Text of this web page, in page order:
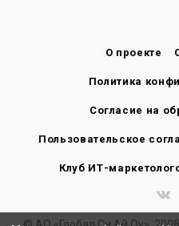
О проекте
Политика
Согласие на
Пользовательское
Клуб ИТ-